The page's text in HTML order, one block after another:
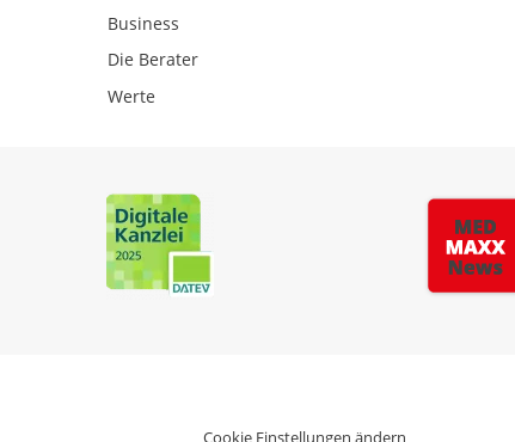
Business
Die Berater
Werte
Cookie Einstellungen ändern